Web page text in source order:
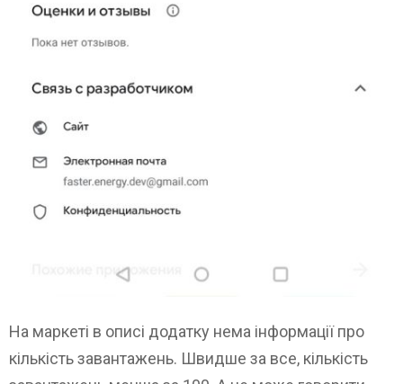
На маркеті в описі додатку нема інформації про
кількість завантажень. Швидше за все, кількість